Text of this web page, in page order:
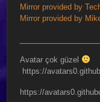
Mirror provided by
Mirror provided by
Avatar çok güzel
https://
https://